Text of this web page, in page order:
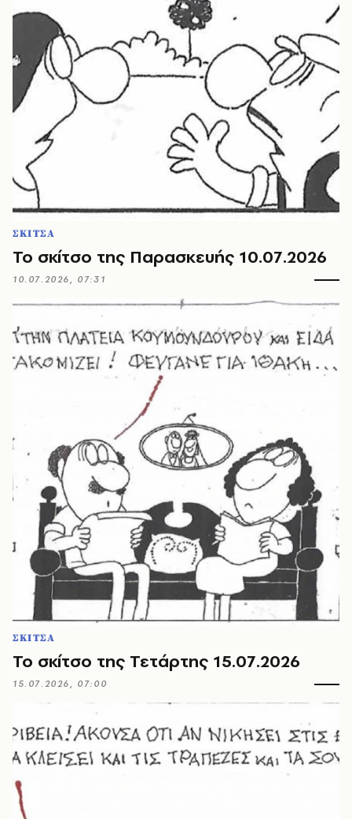
ΣΚΙΤΣΑ
Το σκίτσο της Παρασκευής 10.07.2026
10.07.2026, 07:31
ΣΚΙΤΣΑ
Το σκίτσο της Τετάρτης 15.07.2026
15.07.2026, 07:00